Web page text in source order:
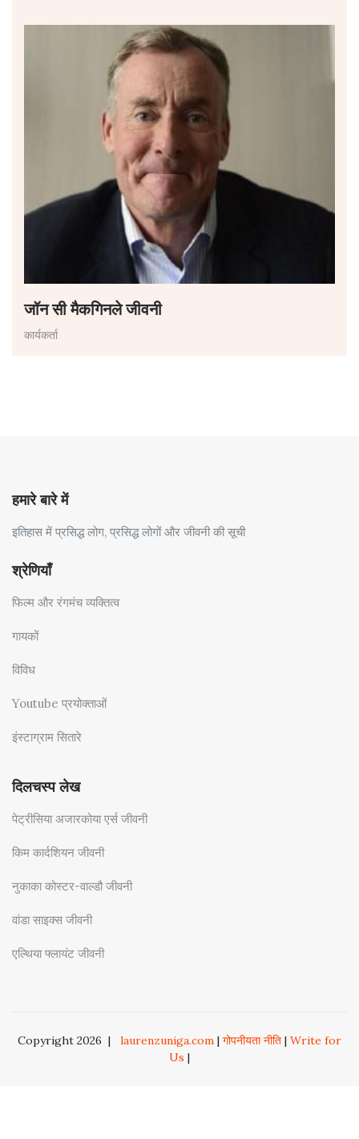
जॉन सी मैकगिनले जीवनी
कार्यकर्ता
हमारे बारे में
इतिहास में प्रसिद्ध लोग, प्रसिद्ध लोगों और जीवनी की सूची
श्रेणियाँ
फिल्म और रंगमंच व्यक्तित्व
गायकों
विविध
Youtube प्रयोक्ताओं
इंस्टाग्राम सितारे
दिलचस्प लेख
पेट्रीसिया अजारकोया एर्स जीवनी
किम कार्दशियन जीवनी
नुकाका कोस्टर-वाल्डौ जीवनी
वांडा साइक्स जीवनी
एल्थिया फ्लायंट जीवनी
Copyright 2026 | laurenzuniga.com | गोपनीयता नीति | Write for
Us |